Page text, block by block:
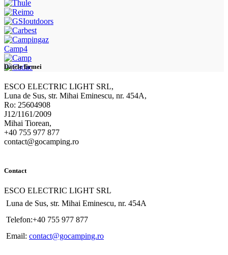
Camp4
Datele firmei
ESCO ELECTRIC LIGHT SRL,
Luna de Sus, str. Mihai Eminescu, nr. 454A,
Ro: 25604908
J12/1161/2009
Mihai Tiorean,
+40 755 977 877
contact@gocamping.ro
Contact
ESCO ELECTRIC LIGHT SRL
Luna de Sus, str. Mihai Eminescu, nr. 454A
Telefon:+40 755 977 877
Email: contact@gocamping.ro